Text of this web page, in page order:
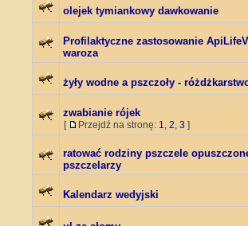
olejek tymiankowy dawkowanie
Profilaktyczne zastosowanie
waroza
żyły wodne a pszczoły -
zwabianie rójek
[ Przejdź na stronę: 1, 2, 3 ]
ratować rodziny pszczele
pszczelarzy
Kalendarz wedyjski